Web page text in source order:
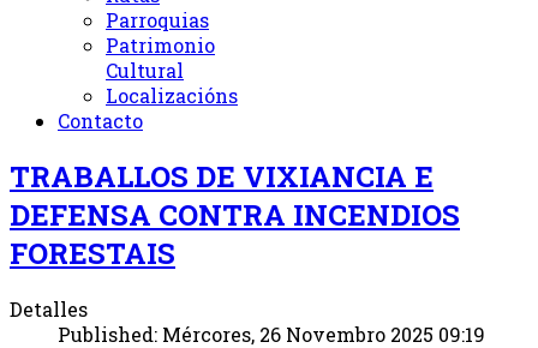
Parroquias
Patrimonio
Cultural
Localizacións
Contacto
TRABALLOS DE VIXIANCIA E
DEFENSA CONTRA INCENDIOS
FORESTAIS
Detalles
Published: Mércores, 26 Novembro 2025 09:19